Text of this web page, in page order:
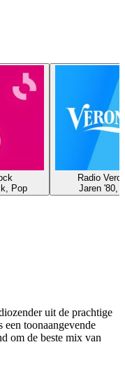
Pop
Radio
Jaren '80,
uit de prachtige
toonaangevende
om de beste mix van